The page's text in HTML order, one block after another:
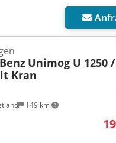
149 km
Unimog U 1250 /
Kran